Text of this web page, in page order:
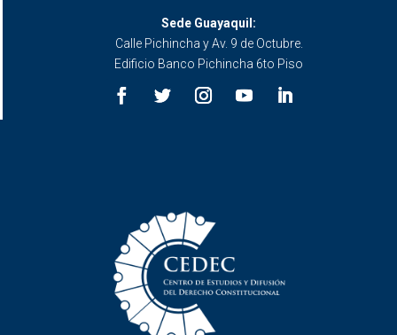
Sede Guayaquil:
Calle Pichincha y Av. 9 de Octubre.
Edificio Banco Pichincha 6to Piso